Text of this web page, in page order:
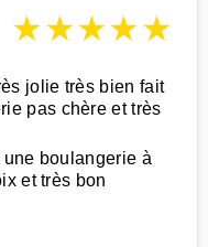
★★★★★
jolie très bien fait
pas chère et très
boulangerie à
et très bon